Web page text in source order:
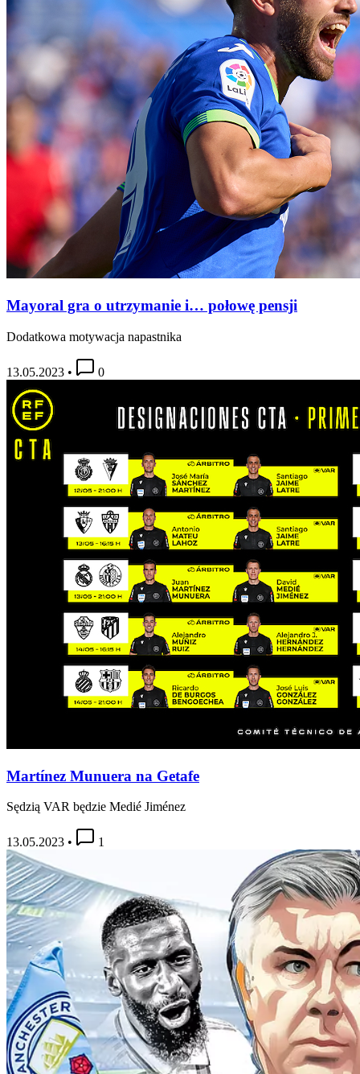
Mayoral gra o utrzymanie i… połowę pensji
Dodatkowa motywacja napastnika
13.05.2023 • 0
Martínez Munuera na Getafe
Sędzią VAR będzie Medié Jiménez
13.05.2023 • 1